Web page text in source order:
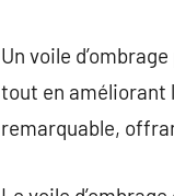
Un voile
tout en améliorant
remarquable,